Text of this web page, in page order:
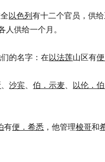
以色列有十二个官员，供
人供给一个月。
的名字：在以法莲山区有
、沙宾、伯．示麦、 以伦．
有便．希悉 ，他管理梭哥和